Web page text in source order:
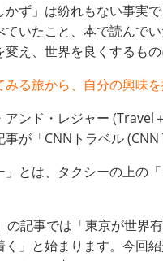
かず」は紛れもない事実
ていたこと、本で読んで
変え、世界を良くするも
みる旅から、自分の興味
アンド・レジャー (Travel
が「CNNトラベル (CNN
」とは、タクシーの上の
の記事では「東京が世界
く」と始まります。今回